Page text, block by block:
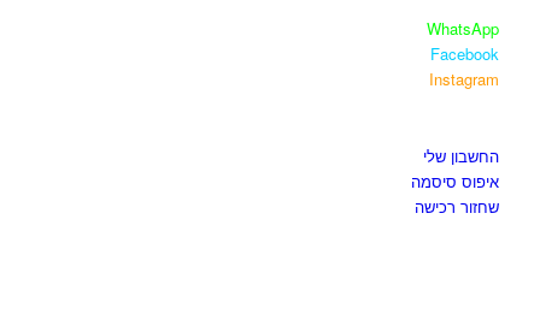
WhatsApp
Facebook
Instagram
החשבון שלי
איפוס סיסמה
שחזור רכישה